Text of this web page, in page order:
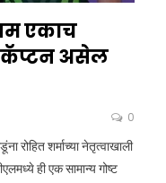
एकाच
कॅप्टन असेल
0
शर्माच्या नेतृत्वाखाली
ही एक सामान्य गोष्ट